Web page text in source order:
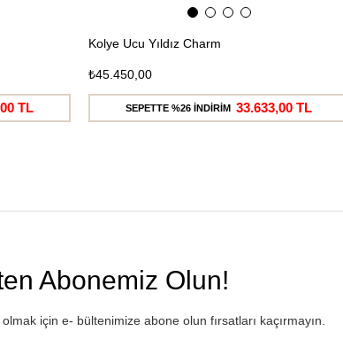
TL
Kolye Ucu Yıldız Charm
₺45.450,00
SEPETTE %26 İNDİRİM 33.633,00 TL
Abonemiz Olun!
için e- bültenimize abone olun fırsatları kaçırmayın.